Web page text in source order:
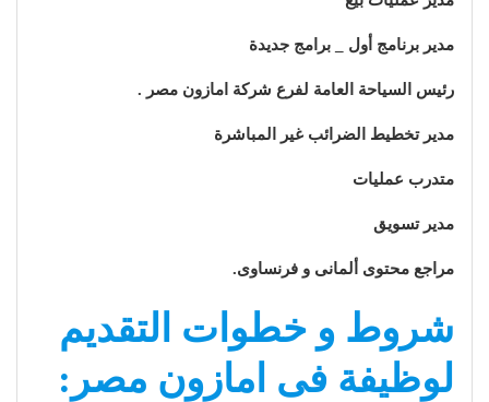
مدير برنامج أول _ برامج جديدة
رئيس السياحة العامة لفرع شركة امازون مصر .
مدير تخطيط الضرائب غير المباشرة
متدرب عمليات
مدير تسويق
مراجع محتوى ألمانى و فرنساوى.
شروط و خطوات التقديم
لوظيفة فى امازون مصر: